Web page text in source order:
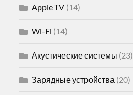
Apple TV (14)
Wi-Fi (14)
Акустические системы (23)
Зарядные устройства (20)